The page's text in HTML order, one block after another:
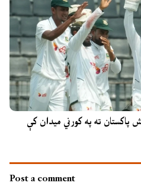
ته په کورني میدان کې
Post a comment